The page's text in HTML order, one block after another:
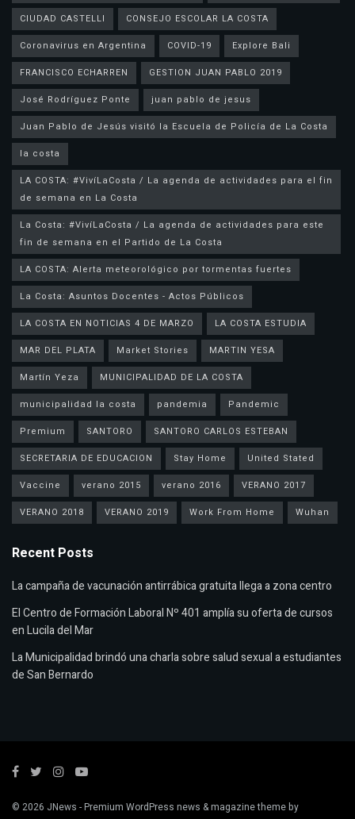
CIUDAD CASTELLI
CONSEJO ESCOLAR LA COSTA
Coronavirus en Argentina
COVID-19
Explore Bali
FRANCISCO ECHARREN
GESTION JUAN PABLO 2019
José Rodríguez Ponte
juan pablo de jesus
la costa
LA COSTA: #VivíLaCosta / La agenda de actividades para el fin
de semana en La Costa
La Costa: #VivíLaCosta / La agenda de actividades para este
fin de semana en el Partido de La Costa
LA COSTA: Alerta meteorológico por tormentas fuertes
La Costa: Asuntos Docentes - Actos Públicos
LA COSTA EN NOTICIAS 4 DE MARZO
LA COSTA ESTUDIA
MAR DEL PLATA
Market Stories
MARTIN YESA
Martín Yeza
MUNICIPALIDAD DE LA COSTA
municipalidad la costa
pandemia
Pandemic
Premium
SANTORO
SANTORO CARLOS ESTEBAN
SECRETARIA DE EDUCACION
Stay Home
United Stated
Vaccine
verano 2015 verano 2016
VERANO 2017
VERANO 2018
VERANO 2019 Work From Home Wuhan
Recent Posts
La campaña de vacunación antirrábica gratuita llega a zona centro
El Centro de Formación Laboral Nº 401 amplía su oferta de cursos
en Lucila del Mar
La Municipalidad brindó una charla sobre salud sexual a estudiantes
de San Bernardo
© 2026 JNews - Premium WordPress news & magazine theme by